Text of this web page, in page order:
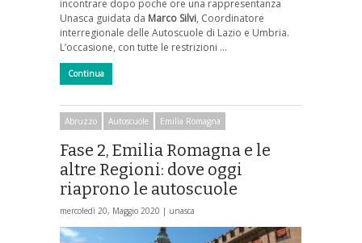
incontrare dopo poche ore una rappresentanza
Unasca guidata da Marco Silvi, Coordinatore
interregionale delle Autoscuole di Lazio e Umbria.
L’occasione, con tutte le restrizioni …
Continua
Abruzzo Autoscuole Emilia Romagna
Fase 2, Emilia Romagna e le
altre Regioni: dove oggi
riaprono le autoscuole
mercoledì 20, Maggio 2020 | unasca